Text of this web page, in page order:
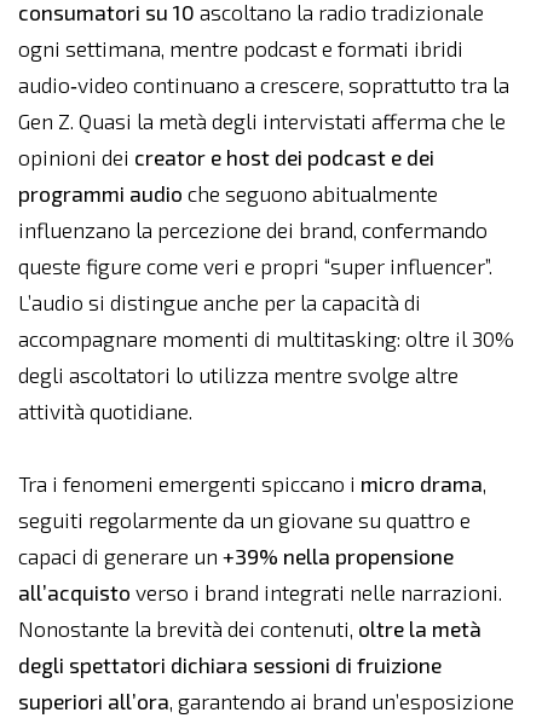
consumatori su 10 ascoltano la radio tradizionale
ogni settimana, mentre podcast e formati ibridi
audio‑video continuano a crescere, soprattutto tra la
Gen Z. Quasi la metà degli intervistati afferma che le
opinioni dei creator e host dei podcast e dei
programmi audio che seguono abitualmente
influenzano la percezione dei brand, confermando
queste figure come veri e propri “super influencer”.
L’audio si distingue anche per la capacità di
accompagnare momenti di multitasking: oltre il 30%
degli ascoltatori lo utilizza mentre svolge altre
attività quotidiane.
Tra i fenomeni emergenti spiccano i micro drama,
seguiti regolarmente da un giovane su quattro e
capaci di generare un +39% nella propensione
all’acquisto verso i brand integrati nelle narrazioni.
Nonostante la brevità dei contenuti, oltre la metà
degli spettatori dichiara sessioni di fruizione
superiori all’ora, garantendo ai brand un’esposizione